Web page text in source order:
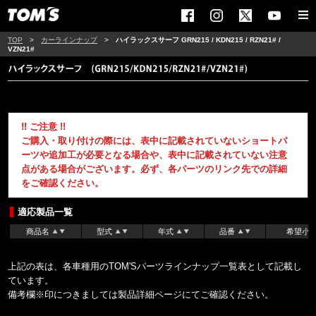
TOP > カーラインナップ>ハイラックスサーフ GRN215 / KDN215 / RZN21# /
VZN21#
!! ご注意 !!
ご購入・取り付けの際には、表中に記載されていないショートパ
ーツや追加工が必要となる場合や、表中に記載されていない注意
点がある場合がございます。必ず、各パーツのリンク先での詳細
をご確認ください。
適応製品一覧
商品名 型式 年式 品番 希望小
上記の表は、各車種用のTOM'Sパーツラインナップ一覧表として記載し
ています。
備考欄※印につきましては製品詳細ページにてご確認ください。